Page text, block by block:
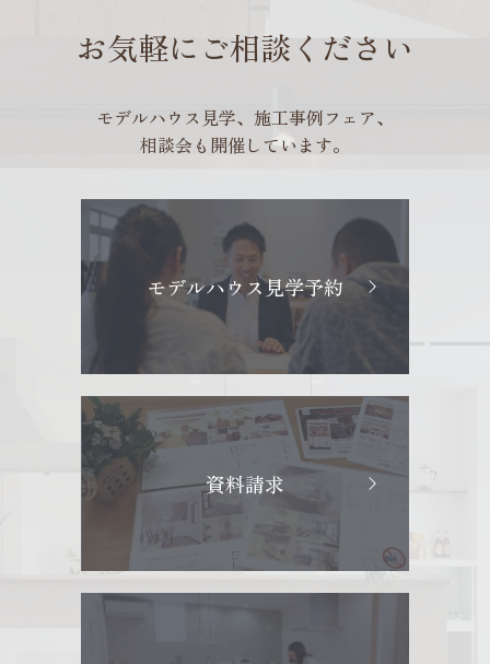
お気軽にご相談ください
モデルハウス見学、施工事例フェア、
相談会も開催しています。
モデルハウス見学予約
資料請求